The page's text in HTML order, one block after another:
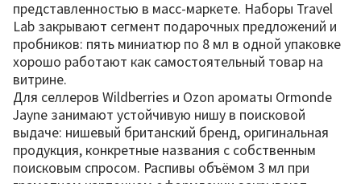
представленностью в масс-маркете. Наборы Travel
Lab закрывают сегмент подарочных предложений и
пробников: пять миниатюр по 8 мл в одной упаковке
хорошо работают как самостоятельный товар на
витрине.
Для селлеров Wildberries и Ozon ароматы Ormonde
Jayne занимают устойчивую нишу в поисковой
выдаче: нишевый британский бренд, оригинальная
продукция, конкретные названия с собственным
поисковым спросом. Распивы объёмом 3 мл при